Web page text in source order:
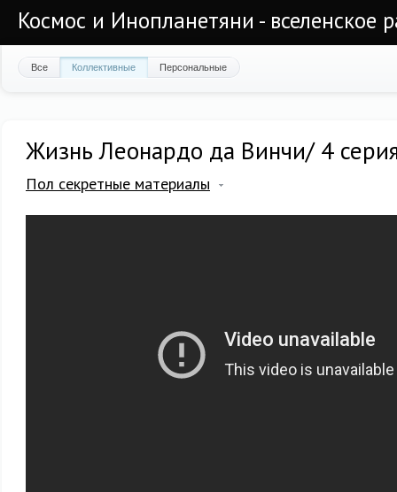
Космос и Инопланетяни - вселенское
Все Коллективные Персональные
Жизнь Леонардо да Винчи/ 4
Пол секретные материалы